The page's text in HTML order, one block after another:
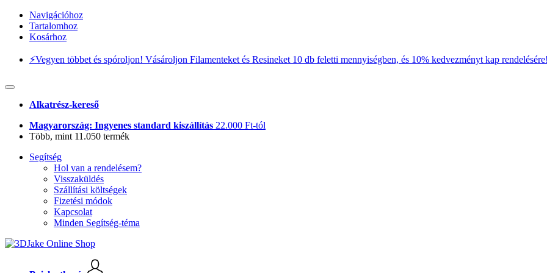
Navigációhoz
Tartalomhoz
Kosárhoz
⚡️Vegyen többet és spóroljon! Vásároljon Filamenteket és Resineket 10 db feletti mennyiségben, és 10% kedvezményt kap
Alkatrész-kereső
Magyarország: Ingyenes standard kiszállítás 22.000 Ft-tól
Több, mint 11.050 termék
Segítség
Hol van a rendelésem?
Visszaküldés
Szállítási költségek
Fizetési módok
Kapcsolat
Minden Segítség-téma